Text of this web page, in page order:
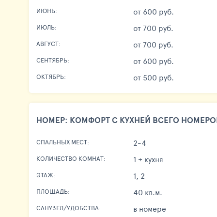
ИЮНЬ: от 600 руб.
ИЮЛЬ: от 700 руб.
АВГУСТ: от 700 руб.
СЕНТЯБРЬ: от 600 руб.
ОКТЯБРЬ: от 500 руб.
НОМЕР: КОМФОРТ С КУХНЕЙ ВСЕГО
СПАЛЬНЫХ МЕСТ: 2-4
КОЛИЧЕСТВО КОМНАТ: 1 + кухня
ЭТАЖ: 1, 2
ПЛОЩАДЬ: 40 кв.м.
САНУЗЕЛ/УДОБСТВА: в номере